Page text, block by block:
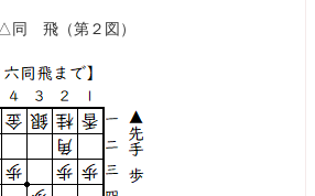
飛（第２図）